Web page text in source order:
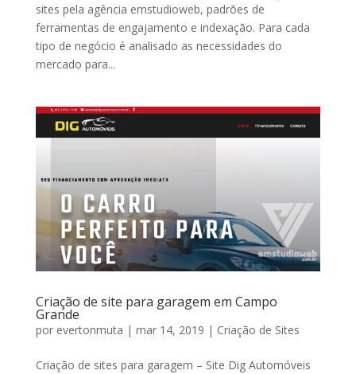
sites pela agência emstudioweb, padrões de
ferramentas de engajamento e indexação. Para cada
tipo de negócio é analisado as necessidades do
mercado para...
Criação de site para garagem em Campo
Grande
por evertonmuta | mar 14, 2019 | Criação de Sites
Criação de sites para garagem – Site Dig Automóveis